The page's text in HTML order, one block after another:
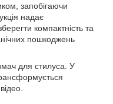
запобігаючи
надає
компактність та
пошкоджень
для стилуса. У